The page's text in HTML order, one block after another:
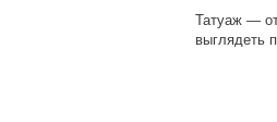
Татуаж —
выглядеть